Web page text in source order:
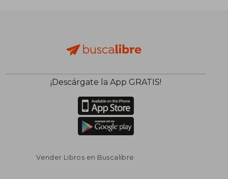
¡Descárgate la App GRATIS!
Vender Libros en Buscalibre